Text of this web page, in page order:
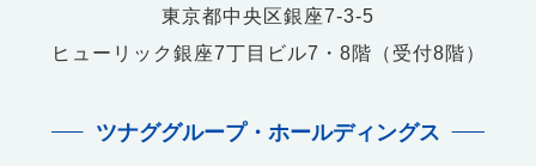
東京都中央区銀座7-3-5
ヒューリック銀座7丁目ビル7・8階（受付8階）
ツナググループ・ホールディングス